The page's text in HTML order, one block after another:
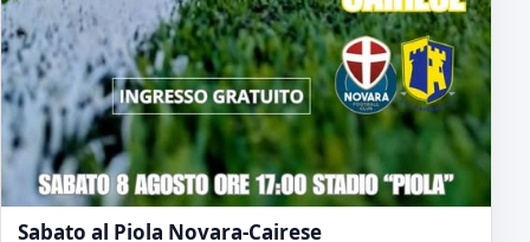
Sabato al Piola Novara-Cairese